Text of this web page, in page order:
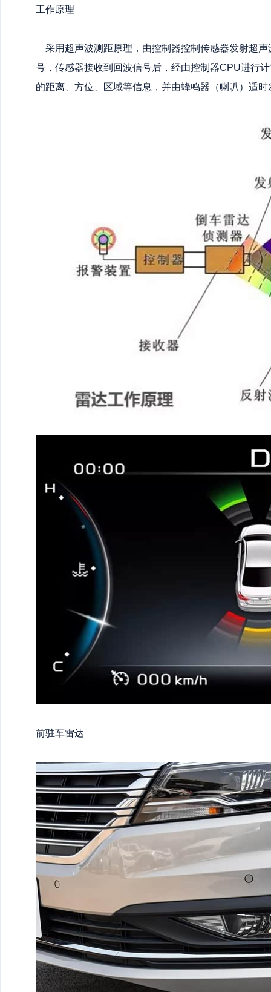
工作原理
采用超声波测距原理，由控制器控制传感器发射超
号，传感器接收到回波信号后，经由控制器CPU进行
的距离、方位、区域等信息，并由蜂鸣器（喇叭）适
前驻车雷达